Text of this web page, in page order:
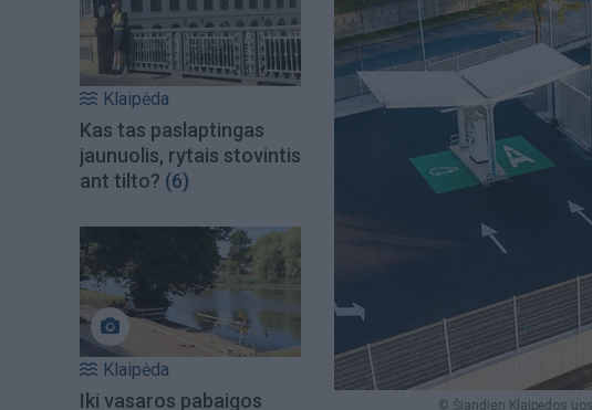
Klaipėda
Kas tas paslaptingas
jaunuolis, rytais stovintis
ant tilto? (6)
Klaipėda
Iki vasaros pabaigos
© Šiandien Klaipėdos